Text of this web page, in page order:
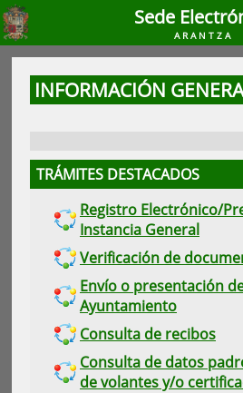
Sede
ARANTZA
INFORMACIÓN
TRÁMITES DESTACADOS
Registro Electrónico/
Instancia General
Verificación de
Envío o presentación
Ayuntamiento
Consulta de recibos
Consulta de datos
de volantes y/o